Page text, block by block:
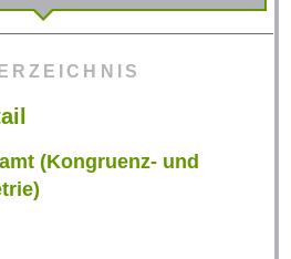
(Kongruenz- und